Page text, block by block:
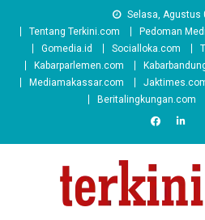
Selasa, Agustus
Tentang Terkini.com
Pedoman
Gomedia.id
Socialloka.com
Kabarparlemen.com
Mediamakassar.com
Beritalingkungan.com